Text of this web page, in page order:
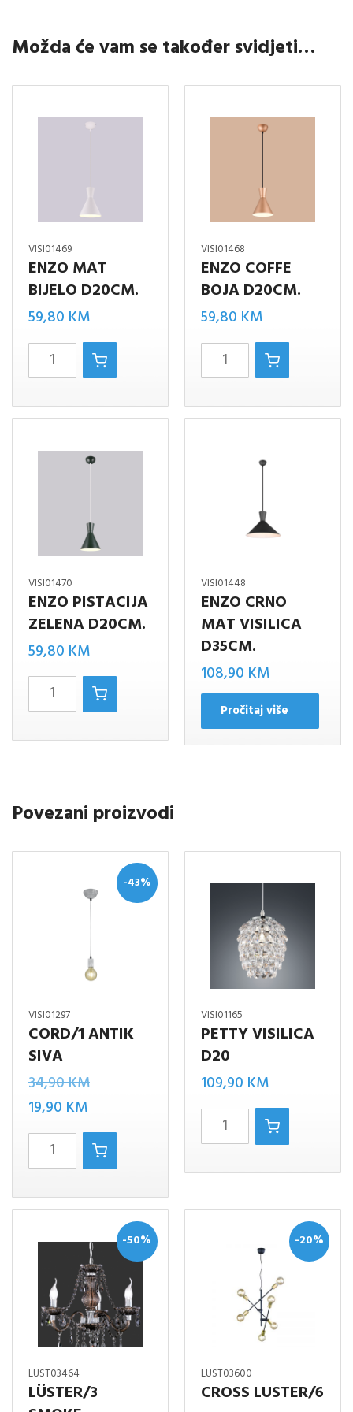
Možda će vam se također svidjeti…
VISI01469
ENZO MAT
BIJELO D20CM.
59,80 KM
ENZO
MAT
BIJELO
D20cm.
količina
VISI01468
ENZO COFFE
BOJA D20CM.
59,80 KM
ENZO
COFFE
BOJA
D20cm.
VISI01470
ENZO PISTACIJA
ZELENA D20CM.
59,80 KM
ENZO
PISTACIJA
ZELENA
VISI01448
ENZO CRNO
MAT VISILICA
D35CM.
108,90 KM
Pročitaj više
Povezani proizvodi
-43%
VISI01297
CORD/1 ANTIK
SIVA
34,90KMIzvorna
bila
je:
19,90 KMTrenutna
cijena
je:
CORD/1
antik
siva
količina
VISI01165
PETTY VISILICA
D20
109,90 KM
PETTY
visilica
d20
-50%
LUST03464
LÜSTER/3
-20%
LUST03600
CROSS LUSTER/6